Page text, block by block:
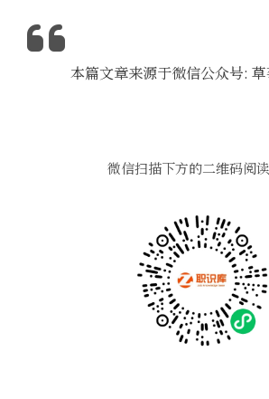
本篇文章来源于微信公众号:
微信扫描下方的二维码阅